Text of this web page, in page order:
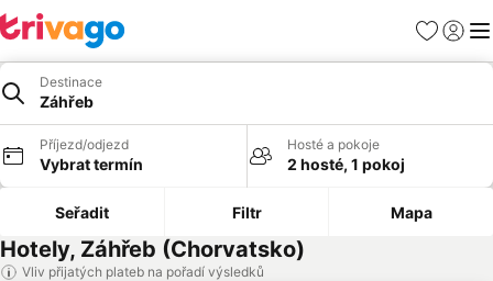
Oblíbené
Destinace
Záhřeb
Příjezd/odjezd
Vybrat termín
Hosté a pokoje
2 hosté, 1 pokoj
Seřadit Filtr Mapa
Hotely, Záhřeb (Chorvatsko)
Vliv přijatých plateb na pořadí výsledků